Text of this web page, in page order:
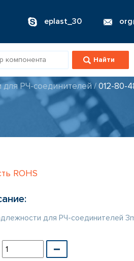
eplast_30
РЧ-соединителей /012-80-
ROHS
для РЧ-соединителей